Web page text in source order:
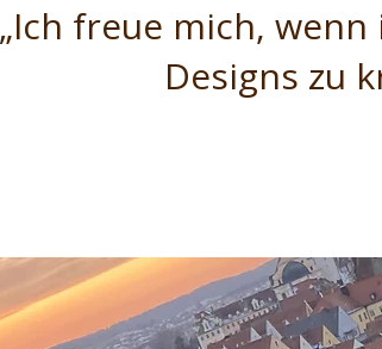
„Ich freue mich,
Designs zu